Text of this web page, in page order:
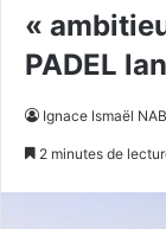
«
PADEL
Ignace Ismaël
2 minutes de